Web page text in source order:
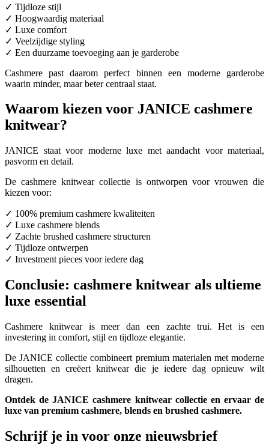
✓ Tijdloze stijl
✓ Hoogwaardig materiaal
✓ Luxe comfort
✓ Veelzijdige styling
✓ Een duurzame toevoeging aan je garderobe
Cashmere past daarom perfect binnen een moderne garderobe
waarin minder, maar beter centraal staat.
Waarom kiezen voor JANICE cashmere
knitwear?
JANICE staat voor moderne luxe met aandacht voor materiaal,
pasvorm en detail.
De cashmere knitwear collectie is ontworpen voor vrouwen die
kiezen voor:
✓ 100% premium cashmere kwaliteiten
✓ Luxe cashmere blends
✓ Zachte brushed cashmere structuren
✓ Tijdloze ontwerpen
✓ Investment pieces voor iedere dag
Conclusie: cashmere knitwear als ultieme
luxe essential
Cashmere knitwear is meer dan een zachte trui. Het is een
investering in comfort, stijl en tijdloze elegantie.
De JANICE collectie combineert premium materialen met moderne
silhouetten en creëert knitwear die je iedere dag opnieuw wilt
dragen.
Ontdek de JANICE cashmere knitwear collectie en ervaar de
luxe van premium cashmere, blends en brushed cashmere.
Schrijf je in voor onze nieuwsbrief